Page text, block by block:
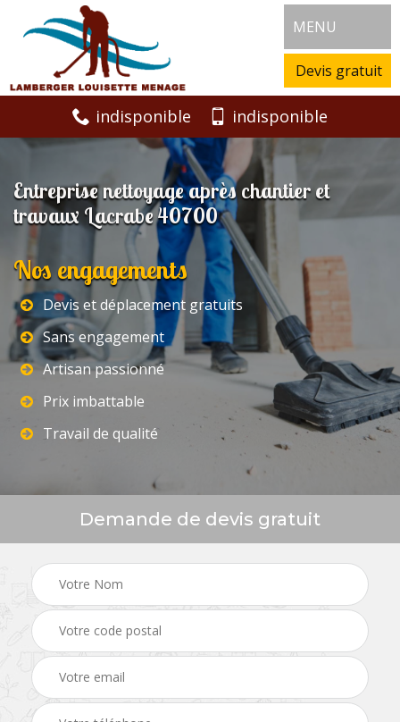
MENU
Devis gratuit
indisponible indisponible
Entreprise nettoyage après chantier et
travaux Lacrabe 40700
Nos engagements
Devis et déplacement gratuits
Sans engagement
Artisan passionné
Prix imbattable
Travail de qualité
Demande de devis gratuit